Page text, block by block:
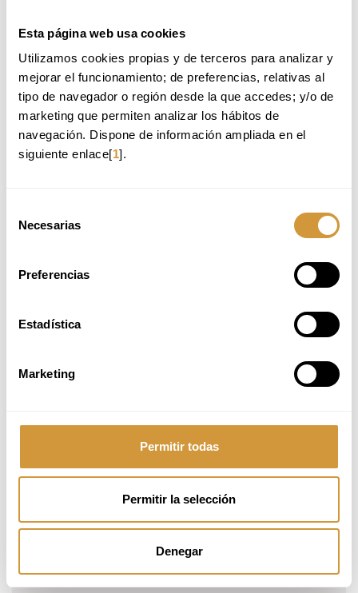
Esta página web usa cookies
Utilizamos cookies propias y de terceros para analizar y
mejorar el funcionamiento; de preferencias, relativas al
tipo de navegador o región desde la que accedes; y/o de
marketing que permiten analizar los hábitos de
navegación. Dispone de información ampliada en el
siguiente enlace[1].
Necesarias
Preferencias
Estadística
Marketing
Permitir todas
Permitir la selección
Denegar
Creación y diseño de menús
Eficiencia y digitalización de las operaciones
Cómo desarrollar el liderazgo y el talento en nuestros equipos
MÁS INFORMACIÓN INSCRIPCIÓN ONLINE
NEGOCIO DEL VINO Y BEBIDAS (ONLINE)
Precio:3.675 € - 150€ de descuento si te inscribes antes del 31 de
agosto - Código descuento VINONLINE26
Idioma:Español